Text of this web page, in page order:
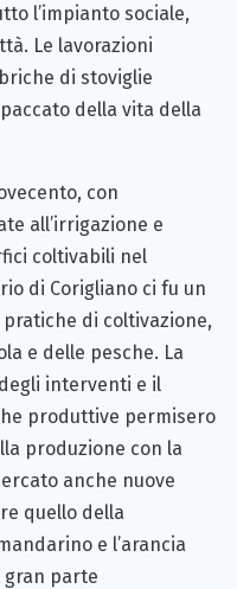
l’impianto sociale,
Le lavorazioni
di stoviglie
della vita della
con
all’irrigazione e
coltivabili nel
di Corigliano ci fu un
di coltivazione,
e delle pesche. La
interventi e il
produttive permisero
produzione con la
anche nuove
quello della
e l’arancia
gran parte